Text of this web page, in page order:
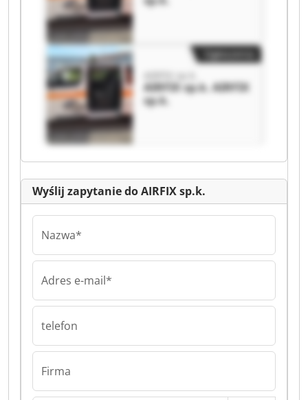
AIRFIX sp.k.
AIRFIX sp.k. AIRFIX
sp.k.
Ogłoszenia
Wyślij zapytanie do AIRFIX sp.k.
Nazwa*
Adres e-mail*
telefon
Firma